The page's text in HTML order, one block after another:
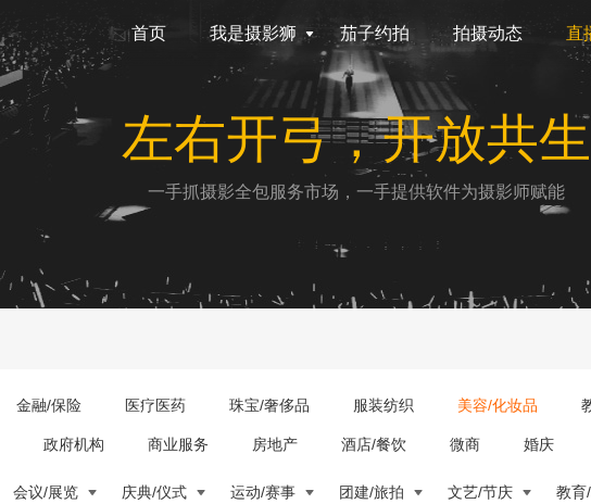
首页 我是摄影狮 茄子约拍 拍摄动态 直
左右开弓，开放共生
一手抓摄影全包服务市场，一手提供软件为摄影师赋能
金融/保险 医疗医药 珠宝/奢侈品 服装纺织 美容/化妆品
政府机构 商业服务 房地产 酒店/餐饮 微商 婚庆
会议/展览 庆典/仪式 运动/赛事 团建/旅拍 文艺/节庆 教育